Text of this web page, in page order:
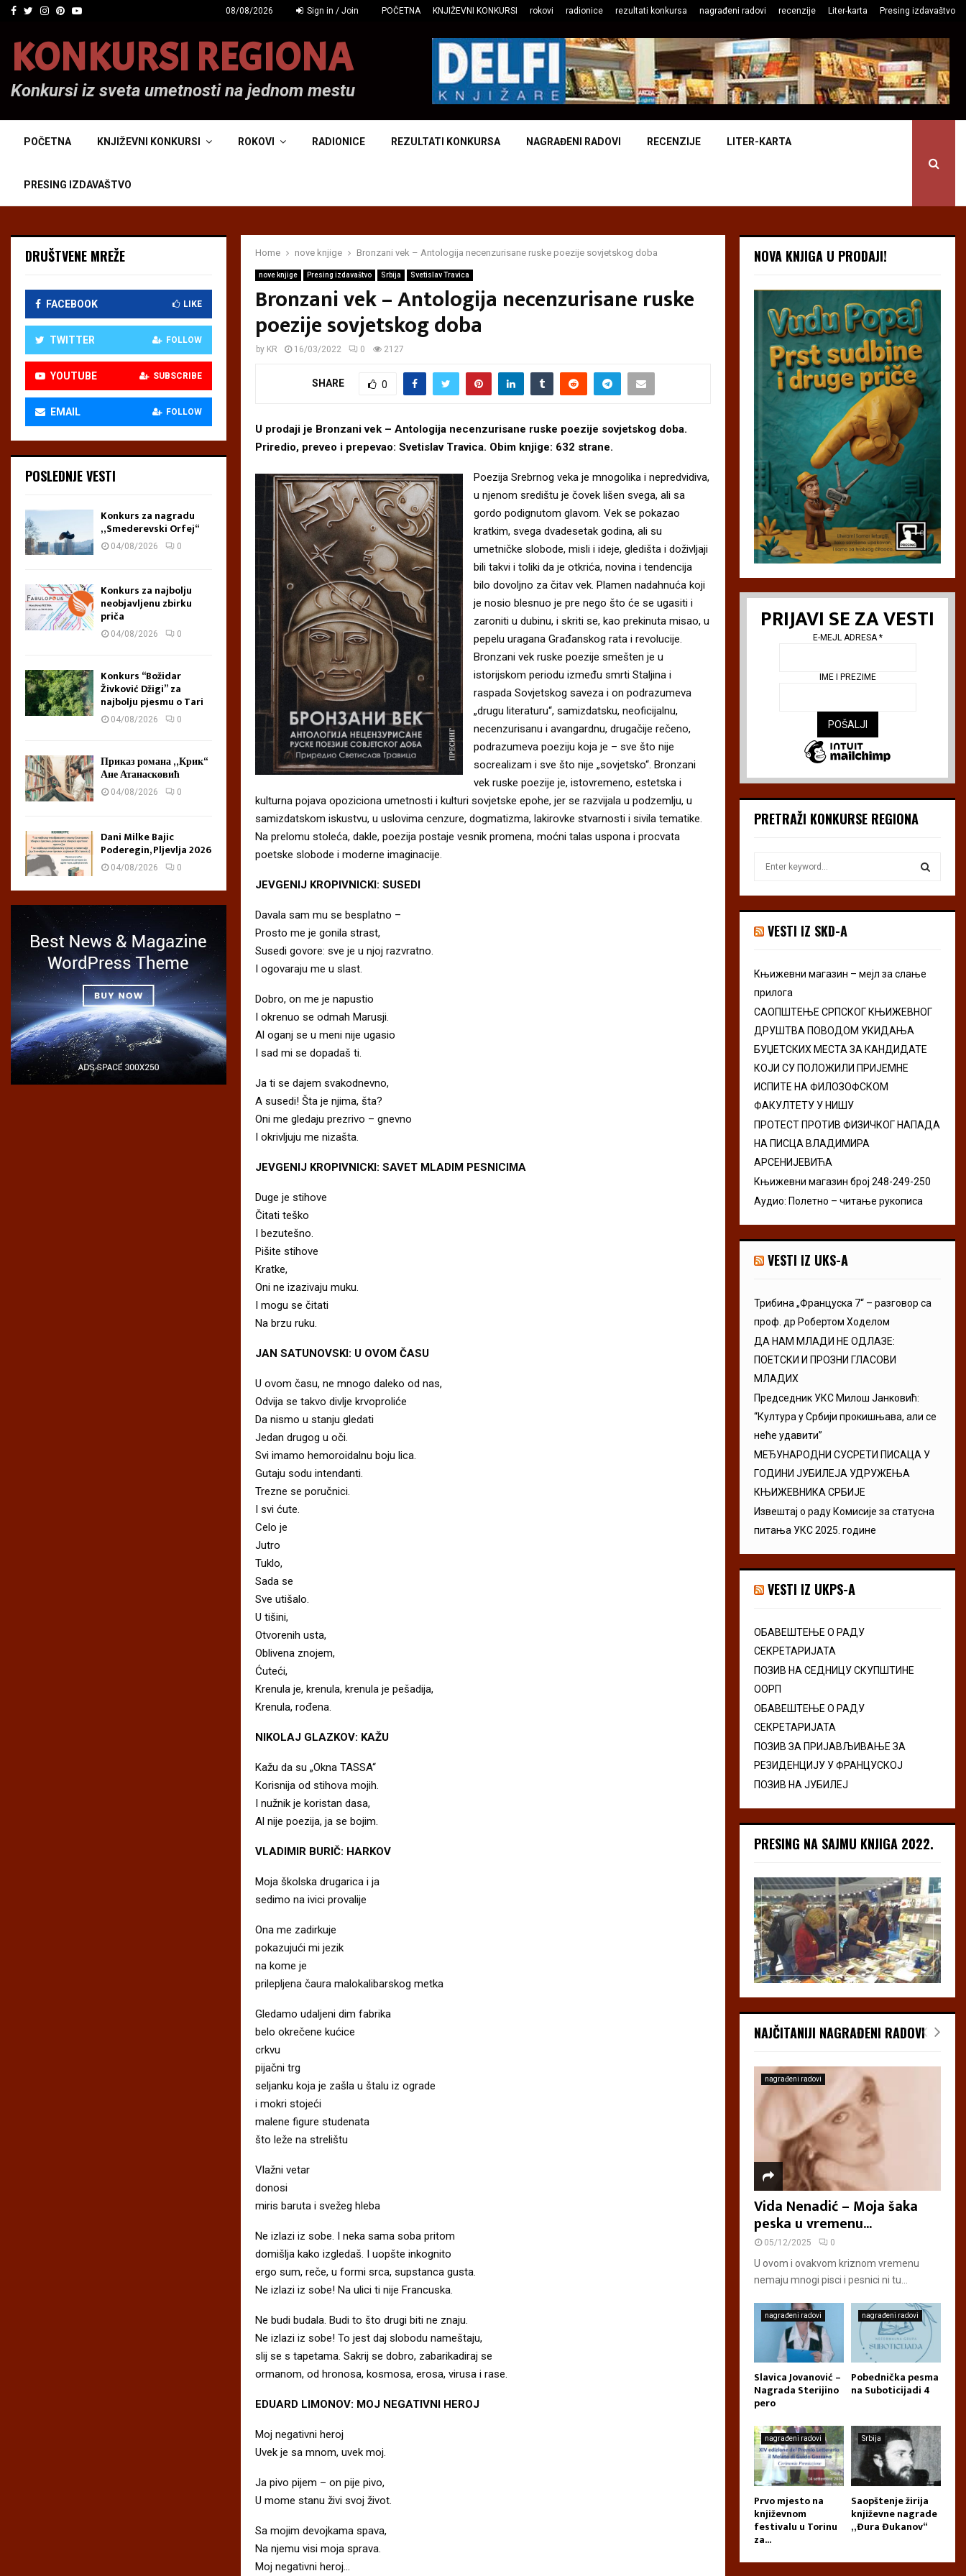
Facebook
Twitter
Instagram
Pinterest
Youtube 08/08/2026 Sign in / Join POČETNA KNJIŽEVNI KONKURSI rokovi radionice rezultati konkursa nagrađeni radovi recenzije Liter-karta Presing izdavaštvo
KONKURSI REGIONA
Konkursi iz sveta umetnosti na jednom mestu
POČETNA KNJIŽEVNI KONKURSI ROKOVI RADIONICE REZULTATI KONKURSA NAGRAĐENI RADOVI RECENZIJE LITER-KARTA
PRESING IZDAVAŠTVO
Home nove knjige Bronzani vek – Antologija necenzurisane ruske poezije sovjetskog doba
nove knjige Presing izdavaštvo Srbija Svetislav Travica
Bronzani vek – Antologija necenzurisane ruske
poezije sovjetskog doba
by KR 16/03/2022 0 2127
SHARE 0
U prodaji je Bronzani vek – Antologija necenzurisane ruske poezije sovjetskog doba.
Priredio, preveo i prepevao: Svetislav Travica. Obim knjige: 632 strane.
Poezija Srebrnog veka je mnogolika i nepredvidiva,
u njenom središtu je čovek lišen svega, ali sa
gordo podignutom glavom. Vek se pokazao
kratkim, svega dvadesetak godina, ali su
umetničke slobode, misli i ideje, gledišta i doživljaji
bili takvi i toliki da je otkrića, novina i tendencija
bilo dovoljno za čitav vek. Plamen nadahnuća koji
je nosio blesnuo je pre nego što će se ugasiti i
zaroniti u dubinu, i skriti se, kao prekinuta misao, u
pepelu uragana Građanskog rata i revolucije.
Bronzani vek ruske poezije smešten je u
istorijskom periodu između smrti Staljina i
raspada Sovjetskog saveza i on podrazumeva
„drugu literaturu“, samizdatsku, neoficijalnu,
necenzurisanu i avangardnu, drugačije rečeno,
podrazumeva poeziju koja je – sve što nije
socrealizam i sve što nije „sovjetsko“. Bronzani
vek ruske poezije je, istovremeno, estetska i
kulturna pojava opoziciona umetnosti i kulturi sovjetske epohe, jer se razvijala u podzemlju, u
samizdatskom iskustvu, u uslovima cenzure, dogmatizma, lakirovke stvarnosti i sivila tematike.
Na prelomu stoleća, dakle, poezija postaje vesnik promena, moćni talas uspona i procvata
poetske slobode i moderne imaginacije.
JEVGENIJ KROPIVNICKI: SUSEDI
Davala sam mu se besplatno –
Prosto me je gonila strast,
Susedi govore: sve je u njoj razvratno.
I ogovaraju me u slast.
Dobro, on me je napustio
I okrenuo se odmah Marusji.
Al oganj se u meni nije ugasio
I sad mi se dopadaš ti.
Ja ti se dajem svakodnevno,
A susedi! Šta je njima, šta?
Oni me gledaju prezrivo – gnevno
I okrivljuju me nizašta.
JEVGENIJ KROPIVNICKI: SAVET MLADIM PESNICIMA
Duge je stihove
Čitati teško
I bezutešno.
Pišite stihove
Kratke,
Oni ne izazivaju muku.
I mogu se čitati
Na brzu ruku.
JAN SATUNOVSKI: U OVOM ČASU
U ovom času, ne mnogo daleko od nas,
Odvija se takvo divlje krvoproliće
Da nismo u stanju gledati
Jedan drugog u oči.
Svi imamo hemoroidalnu boju lica.
Gutaju sodu intendanti.
Trezne se poručnici.
I svi ćute.
Celo je
Jutro
Tuklo,
Sada se
Sve utišalo.
U tišini,
Otvorenih usta,
Oblivena znojem,
Ćuteći,
Krenula je, krenula, krenula je pešadija,
Krenula, rođena.
NIKOLAJ GLAZKOV: KAŽU
Kažu da su „Okna TASSA“
Korisnija od stihova mojih.
I nužnik je koristan dasa,
Al nije poezija, ja se bojim.
VLADIMIR BURIČ: HARKOV
Moja školska drugarica i ja
sedimo na ivici provalije
Ona me zadirkuje
pokazujući mi jezik
na kome je
prilepljena čaura malokalibarskog metka
Gledamo udaljeni dim fabrika
belo okrečene kućice
crkvu
pijačni trg
seljanku koja je zašla u štalu iz ograde
i mokri stojeći
malene figure studenata
što leže na strelištu
Vlažni vetar
donosi
miris baruta i svežeg hleba
Ne izlazi iz sobe. I neka sama soba pritom
domišlja kako izgledaš. I uopšte inkognito
ergo sum, reče, u formi srca, supstanca gusta.
Ne izlazi iz sobe! Na ulici ti nije Francuska.
Ne budi budala. Budi to što drugi biti ne znaju.
Ne izlazi iz sobe! To jest daj slobodu nameštaju,
slij se s tapetama. Sakrij se dobro, zabarikadiraj se
ormanom, od hronosa, kosmosa, erosa, virusa i rase.
EDUARD LIMONOV: MOJ NEGATIVNI HEROJ
Moj negativni heroj
Uvek je sa mnom, uvek moj.
Ja pivo pijem – on pije pivo,
U mome stanu živi svoj život.
Sa mojim devojkama spava,
Na njemu visi moja sprava.
Moj negativni heroj…
DRUŠTVENE MREŽE
FACEBOOK LIKE
TWITTER FOLLOW
YOUTUBE SUBSCRIBE
EMAIL FOLLOW
POSLEDNJE VESTI
Konkurs za nagradu
„Smederevski Orfej“
04/08/2026 0
Konkurs za najbolju
neobjavljenu zbirku
priča
04/08/2026 0
Konkurs “Božidar
Živković Džigi” za
najbolju pjesmu o Tari
04/08/2026 0
Приказ романа „Крик“
Ане Атанасковић
04/08/2026 0
Dani Milke Bajic
Poderegin, Pljevlja 2026
04/08/2026 0
NOVA KNJIGA U PRODAJI!
PRIJAVI SE ZA VESTI
E-MEJL ADRESA*
IME I PREZIME
PRETRAŽI KONKURSE REGIONA
h
r
:
S
C
VESTI IZ SKD-A
Књижевни магазин – мејл за слање
прилога
САОПШТЕЊЕ СРПСКОГ КЊИЖЕВНОГ
ДРУШТВА ПОВОДОМ УКИДАЊА
БУЏЕТСКИХ МЕСТА ЗА КАНДИДАТЕ
КОЈИ СУ ПОЛОЖИЛИ ПРИЈЕМНЕ
ИСПИТЕ НА ФИЛОЗОФСКОМ
ФАКУЛТЕТУ У НИШУ
ПРОТЕСТ ПРОТИВ ФИЗИЧКОГ НАПАДА
НА ПИСЦА ВЛАДИМИРА
АРСЕНИЈЕВИЋА
Књижевни магазин број 248-249-250
Аудио: Полетно – читање рукописа
VESTI IZ UKS-A
Трибина „Француска 7“ – разговор са
проф. др Робертом Ходелом
ДА НАМ МЛАДИ НЕ ОДЛАЗЕ:
ПОЕТСКИ И ПРОЗНИ ГЛАСОВИ
МЛАДИХ
Председник УКС Милош Јанковић:
“Култура у Србији прокишњава, али се
неће удавити”
МЕЂУНАРОДНИ СУСРЕТИ ПИСАЦА У
ГОДИНИ ЈУБИЛЕЈА УДРУЖЕЊА
КЊИЖЕВНИКА СРБИЈЕ
Извештај о раду Комисије за статусна
питања УКС 2025. године
VESTI IZ UKPS-A
ОБАВЕШТЕЊЕ О РАДУ
СЕКРЕТАРИЈАТА
ПОЗИВ НА СЕДНИЦУ СКУПШТИНЕ
ООРП
ОБАВЕШТЕЊЕ О РАДУ
СЕКРЕТАРИЈАТА
ПОЗИВ ЗА ПРИЈАВЉИВАЊЕ ЗА
РЕЗИДЕНЦИЈУ У ФРАНЦУСКОЈ
ПОЗИВ НА ЈУБИЛЕЈ
PRESING NA SAJMU KNJIGA 2022.
NAJČITANIJI NAGRAĐENI RADOVI
nagrađeni radovi
Vida Nenadić – Moja šaka
peska u vremenu...
05/12/2025 0
U ovom i ovakvom kriznom vremenu
nemaju mnogi pisci i pesnici ni tu...
nagrađeni radovi
Slavica Jovanović –
Nagrada Sterijino
pero
nagrađeni radovi
Pobednička pesma
na Suboticijadi 4
nagrađeni radovi
Prvo mjesto na
književnom
festivalu u Torinu
za...
Srbija
Saopštenje žirija
književne nagrade
„Đura Đukanov“